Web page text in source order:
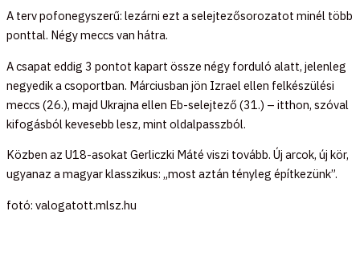
A terv pofonegyszerű: lezárni ezt a selejtezősorozatot minél több
ponttal. Négy meccs van hátra.
A csapat eddig 3 pontot kapart össze négy forduló alatt, jelenleg
negyedik a csoportban. Márciusban jön Izrael ellen felkészülési
meccs (26.), majd Ukrajna ellen Eb-selejtező (31.) – itthon, szóval
kifogásból kevesebb lesz, mint oldalpasszból.
Közben az U18-asokat Gerliczki Máté viszi tovább. Új arcok, új kör,
ugyanaz a magyar klasszikus: „most aztán tényleg építkezünk”.
fotó: valogatott.mlsz.hu